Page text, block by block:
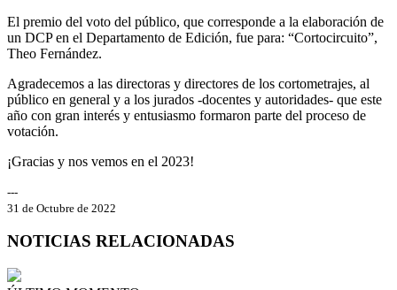
El premio del voto del público, que corresponde a la elaboración de
un DCP en el Departamento de Edición, fue para: “Cortocircuito”,
Theo Fernández.
Agradecemos a las directoras y directores de los cortometrajes, al
público en general y a los jurados -docentes y autoridades- que este
año con gran interés y entusiasmo formaron parte del proceso de
votación.
¡Gracias y nos vemos en el 2023!
---
31 de Octubre de 2022
NOTICIAS RELACIONADAS